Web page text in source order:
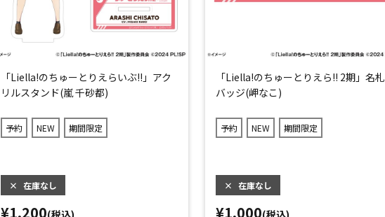
「Liella!のちゅーとりえらいぶ!!」アク
リルスタンド(嵐 千砂都)
予約 NEW 期間限定
× 在庫なし
¥1,200(税込)
「Liella!のちゅーとりえら!! 2期」名札
バッジ(岬なこ)
予約 NEW 期間限定
× 在庫なし
¥1,000(税込)